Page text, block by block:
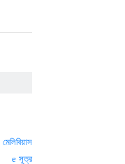
মেলিবিয়াস
সূত্র